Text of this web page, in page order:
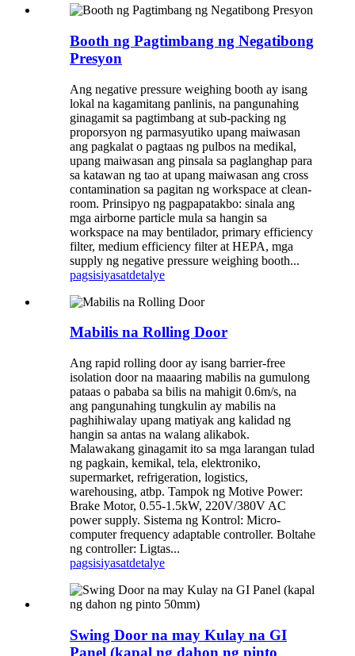
Booth ng Pagtimbang ng Negatibong
Presyon
Ang negative pressure weighing booth ay isang
lokal na kagamitang panlinis, na pangunahing
ginagamit sa pagtimbang at sub-packing ng
proporsyon ng parmasyutiko upang maiwasan
ang pagkalat o pagtaas ng pulbos na medikal,
upang maiwasan ang pinsala sa paglanghap para
sa katawan ng tao at upang maiwasan ang cross
contamination sa pagitan ng workspace at clean-
room. Prinsipyo ng pagpapatakbo: sinala ang
mga airborne particle mula sa hangin sa
workspace na may bentilador, primary efficiency
filter, medium efficiency filter at HEPA, mga
supply ng negative pressure weighing booth...
pagsisiyasatdetalye
Mabilis na Rolling Door
Ang rapid rolling door ay isang barrier-free
isolation door na maaaring mabilis na gumulong
pataas o pababa sa bilis na mahigit 0.6m/s, na
ang pangunahing tungkulin ay mabilis na
paghihiwalay upang matiyak ang kalidad ng
hangin sa antas na walang alikabok.
Malawakang ginagamit ito sa mga larangan tulad
ng pagkain, kemikal, tela, elektroniko,
supermarket, refrigeration, logistics,
warehousing, atbp. Tampok ng Motive Power:
Brake Motor, 0.55-1.5kW, 220V/380V AC
power supply. Sistema ng Kontrol: Micro-
computer frequency adaptable controller. Boltahe
ng controller: Ligtas...
pagsisiyasatdetalye
Swing Door na may Kulay na GI
Panel (kapal ng dahon ng pinto